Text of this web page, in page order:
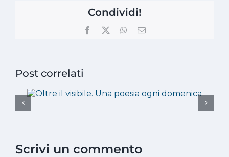
Condividi!
Facebook WhatsApp
Email
Post correlati
Scrivi un commento